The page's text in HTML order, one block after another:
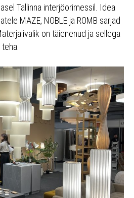
Tallinna interjöörimessil. Idea
MAZE, NOBLE ja ROMB sarjad
on täienenud ja sellega